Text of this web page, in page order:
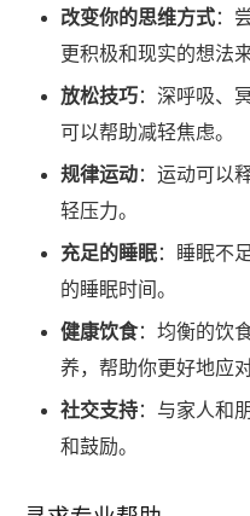
改变你的思维方式：
更积极和现实的想法
放松技巧：深呼吸、
可以帮助减轻焦虑。
规律运动：运动可以
轻压力。
充足的睡眠：睡眠不
的睡眠时间。
健康饮食：均衡的饮
养，帮助你更好地应
社交支持：与家人和
和鼓励。